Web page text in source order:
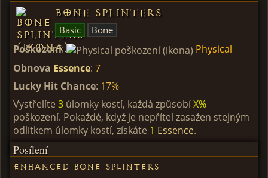
Bone Splinters
Basic Bone
Poškození:
Physical
Obnova Essence: 7
Lucky Hit Chance: 17%
Vystřelíte 3 úlomky kostí, každá způsobíX%
poškození. Pokaždé, když je nepřítel zasažen stejným
odlitkem úlomky kostí, získáte 1 Essence.
Posílení
Enhanced Bone Splinters